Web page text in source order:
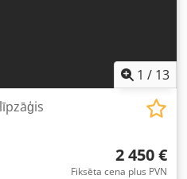
1 / 13
2 450 €
Fiksēta cena plus PVN